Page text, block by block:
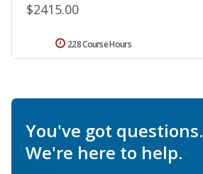
$2415.00
228 Course Hours
You've got questions.
We're here to help.